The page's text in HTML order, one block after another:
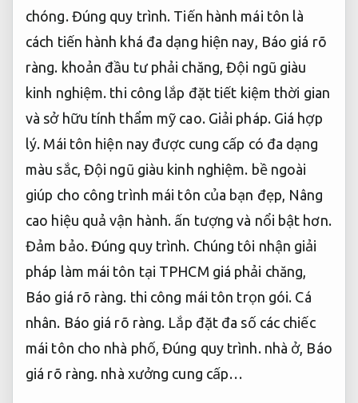
chóng. Đúng quy trình. Tiến hành mái tôn là
cách tiến hành khá đa dạng hiện nay, Báo giá rõ
ràng. khoản đầu tư phải chăng,Đội ngũ giàu
kinh nghiệm. thi công lắp đặt tiết kiệm thời gian
và sở hữu tính thẩm mỹ cao. Giải pháp. Giá hợp
lý. Mái tôn hiện nay được cung cấp có đa dạng
màu sắc, Đội ngũ giàu kinh nghiệm. bề ngoài
giúp cho công trình mái tôn của bạn đẹp, Nâng
cao hiệu quả vận hành. ấn tượng và nổi bật hơn.
Đảm bảo. Đúng quy trình. Chúng tôi nhận giải
pháp làm mái tôn tại TPHCM giá phải chăng,
Báo giá rõ ràng. thi công mái tôn trọn gói. Cá
nhân. Báo giá rõ ràng. Lắp đặt đa số các chiếc
mái tôn cho nhà phố,Đúng quy trình.nhà ở, Báo
giá rõ ràng. nhà xưởng cung cấp…